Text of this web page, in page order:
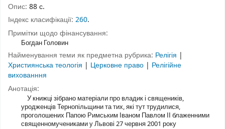
Опис: 88 с.
Індекс класифікації: 260.
Примітки щодо фінансування:
Богдан Головин
Найменування теми як предметна рубрика: Релігія |
Християнська теологія | Церковне право | Релігійне
вихованння
Анотація:
У книжці зібрано матеріали про владик і священиків,
уродженців Тернопільщини та тих, які тут трудилися,
проголошених Папою Римським Іваном Павлом ІІ блаженними
священномучениками у Львові 27 червня 2001 року